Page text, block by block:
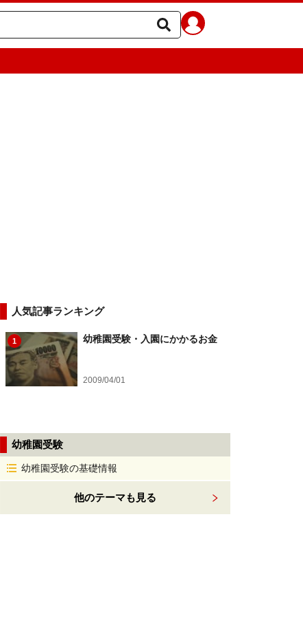
人気記事ランキング
1 幼稚園受験・入園にかかるお金
2009/04/01
幼稚園受験
幼稚園受験の基礎情報
他のテーマも見る